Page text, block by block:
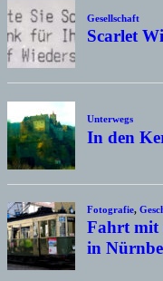
Gesellschaft
Scarlet
Unterwegs
In den
Fotografie,
Fahrt mit
in